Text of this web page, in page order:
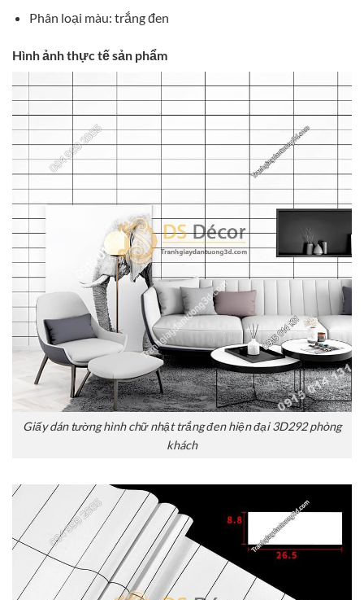
Phân loại màu: trắng đen
Hình ảnh thực tế sản phẩm
Giấy dán tường hình chữ nhật trắng đen hiện đại 3D292 phòng
khách